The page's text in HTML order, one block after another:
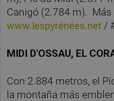
Canigó (2.784 m).
www.lespyrénées.net /
MIDI D'OSSAU, EL
Con 2.884 metros, el
la montaña más